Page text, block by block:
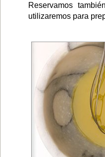
Reservamos
utilizaremos para